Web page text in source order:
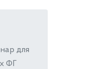
для
ФГ